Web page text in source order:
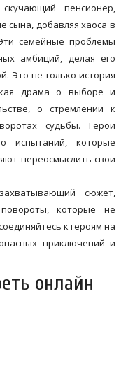
пенсионер,
сына, добавляя хаоса в
семейные проблемы
амбиций, делая его
Это не только история
драма о выборе и
о стремлении к
судьбы. Герои
испытаний, которые
переосмыслить свои
сюжет,
которые не
к героям на
приключений и
онлайн